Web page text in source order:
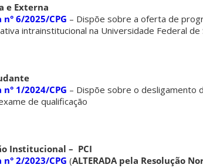
e Externa
6/2025/CPG – Dispõe sobre a oferta de
intrainstitucional na Universidade Federal de
1/2024/CPG – Dispõe sobre o desligamento
de qualificação
Institucional – PCI
2/2023/CPG (ALTERADA pela Resolução